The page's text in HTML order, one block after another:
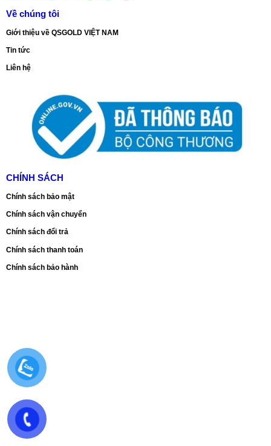
Về chúng tôi
Giới thiệu về QSGOLD VIỆT NAM
Tin tức
Liên hệ
CHÍNH SÁCH
Chính sách bảo mật
Chính sách vận chuyển
Chính sách đổi trả
Chính sách thanh toán
Chính sách bảo hành